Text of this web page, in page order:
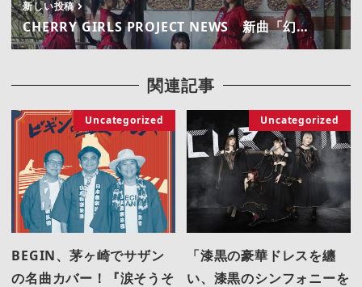
新しい投稿
CHERRY GIRLS PROJECT NEWS 新曲「幻…
関連記事
Uncategorized
BEGIN、茅ヶ崎でサザン
の名曲カバー！『涙そうそ
Uncategorized
「漆黒の豪華ドレスを纏
い、漆黒のシンフォニーを